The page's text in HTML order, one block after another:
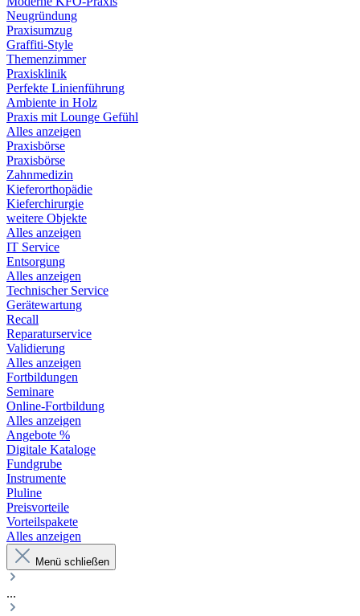
Neugründung
Praxisumzug
Graffiti-Style
Themenzimmer
Praxisklinik
Perfekte Linienführung
Ambiente in Holz
Praxis mit Lounge Gefühl
Alles anzeigen
Praxisbörse
Praxisbörse
Zahnmedizin
Kieferorthopädie
Kieferchirurgie
weitere Objekte
Alles anzeigen
IT Service
Entsorgung
Alles anzeigen
Technischer Service
Gerätewartung
Recall
Reparaturservice
Validierung
Alles anzeigen
Fortbildungen
Seminare
Online-Fortbildung
Alles anzeigen
Angebote %
Digitale Kataloge
Fundgrube
Instrumente
Pluline
Preisvorteile
Vorteilspakete
Alles anzeigen
Menü schließen
...